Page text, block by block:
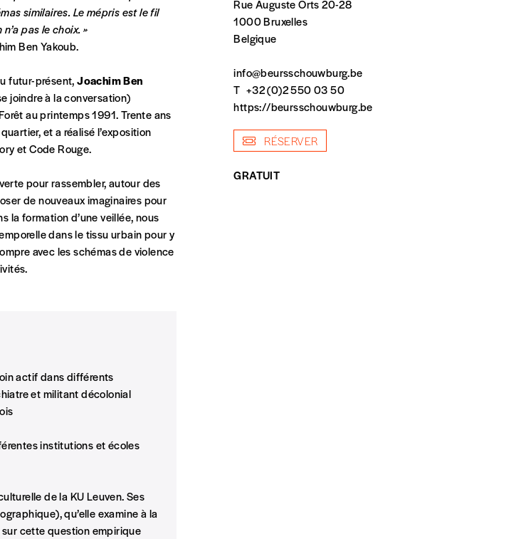
Les mots de passe ne correspondent pas
INSCRIPTION
*champs obligatoires
inclus
similaires. Le mépris est le fil
pas le choix. »
Ben Yakoub.
futur-présent,Joachim Ben
joindre à la conversation)
au printemps 1991. Trente ans
et a réalisé l’exposition
et Code Rouge.
pour rassembler, autour des
de nouveaux imaginaires pour
la formation d’une veillée, nous
dans le tissu urbain pour y
avec les schémas de violence
actif dans différents
et militant décolonial
institutions et écoles
de la KU Leuven. Ses
qu’elle examine à la
cette question empirique
Rue Auguste Orts 20-28
1000 Bruxelles
Belgique
info@beursschouwburg.be
T +32 (0)2 550 03 50
https://beursschouwburg.be
RÉSERVER
GRATUIT